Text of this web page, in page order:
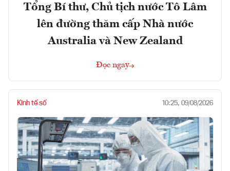
Tổng Bí thư, Chủ tịch nước Tô Lâm
lên đường thăm cấp Nhà nước
Australia và New Zealand
Đọc ngay
Kinh tế số 10:25, 09/08/2026